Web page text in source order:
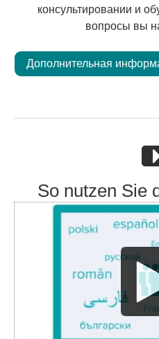
консультировании и
вопросы вы
Дополнительная
So nutzen Sie